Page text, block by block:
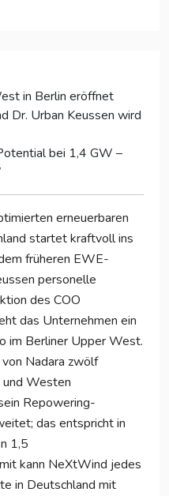
in Berlin eröffnet
Dr. Urban Keussen wird
bei 1,4 GW –
erneuerbaren
startet kraftvoll ins
früheren EWE-
personelle
des COO
das Unternehmen ein
im Berliner Upper West.
Nadara zwölf
Westen
Repowering-
das entspricht in
1,5
kann NeXtWind jedes
in Deutschland mit